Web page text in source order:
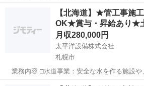
土曜休みや長期連休あり！しっかり休めます
給与UP可能！ 〇シニア応援！(経験のある方) ＜お仕事内容詳細＞
【現場エリア】 札幌市...
その他 未経験
【北海道】★管工事施
OK★賞与・昇給あり★
月収280,000円
太平洋設備株式会社
札幌市
業務内容 □水道事業：安全な水を作る施設や
の設置 □土木事業：道路の設備や、お家の土